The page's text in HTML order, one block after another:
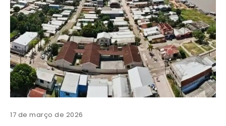
17 de março de 2026